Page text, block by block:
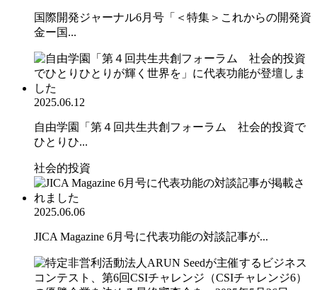
国際開発ジャーナル6月号「＜特集＞これからの開発資
金ー国...
2025.06.12
自由学園「第４回共生共創フォーラム 社会的投資で
ひとりひ...
社会的投資
2025.06.06
JICA Magazine 6月号に代表功能の対談記事が...